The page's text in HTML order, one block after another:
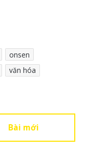
onsen
văn hóa
Bài mới